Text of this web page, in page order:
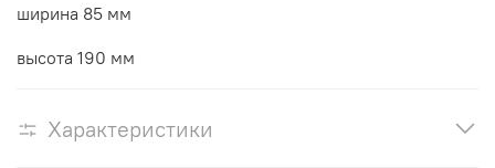
ширина 85 мм
высота 190 мм
Характеристики